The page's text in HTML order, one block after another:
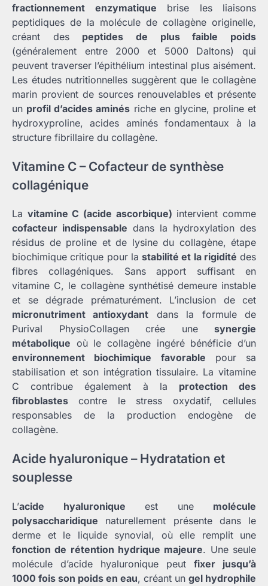
fractionnement enzymatique brise les liaisons
peptidiques de la molécule de collagène originelle,
créant des peptides de plus faible poids
(généralement entre 2000 et 5000 Daltons) qui
peuvent traverser l’épithélium intestinal plus aisément.
Les études nutritionnelles suggèrent que le collagène
marin provient de sources renouvelables et présente
un profil d’acides aminés riche en glycine, proline et
hydroxyproline, acides aminés fondamentaux à la
structure fibrillaire du collagène.
Vitamine C – Cofacteur de synthèse
collagénique
La vitamine C (acide ascorbique) intervient comme
cofacteur indispensable dans la hydroxylation des
résidus de proline et de lysine du collagène, étape
biochimique critique pour la stabilité et la rigidité des
fibres collagéniques. Sans apport suffisant en
vitamine C, le collagène synthétisé demeure instable
et se dégrade prématurément. L’inclusion de cet
micronutriment antioxydant dans la formule de
Purival PhysioCollagen crée une synergie
métabolique où le collagène ingéré bénéficie d’un
environnement biochimique favorable pour sa
stabilisation et son intégration tissulaire. La vitamine
C contribue également à la protection des
fibroblastes contre le stress oxydatif, cellules
responsables de la production endogène de
collagène.
Acide hyaluronique – Hydratation et
souplesse
L’acide hyaluronique est une molécule
polysaccharidique naturellement présente dans le
derme et le liquide synovial, où elle remplit une
fonction de rétention hydrique majeure. Une seule
molécule d’acide hyaluronique peut fixer jusqu’à
1000 fois son poids en eau, créant un gel hydrophile